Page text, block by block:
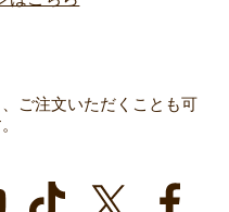
ご注文いただくことも可